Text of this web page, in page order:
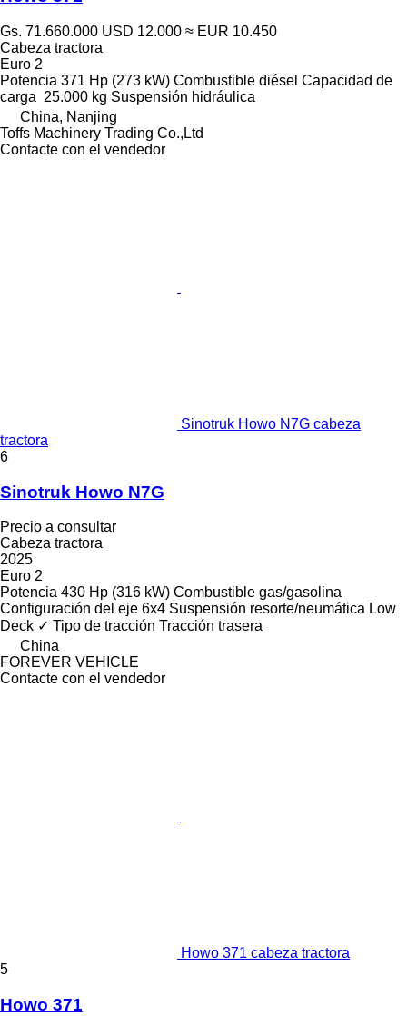
Gs. 71.660.000 USD 12.000 ≈ EUR 10.450
Cabeza tractora
Euro 2
Potencia 371 Hp (273 kW) Combustible diésel Capacidad de
carga 25.000 kg Suspensión hidráulica
China, Nanjing
Toffs Machinery Trading Co.,Ltd
Contacte con el vendedor
Sinotruk Howo N7G cabeza
tractora
6
Sinotruk Howo N7G
Precio a consultar
Cabeza tractora
2025
Euro 2
Potencia 430 Hp (316 kW) Combustible gas/gasolina
Configuración del eje 6x4 Suspensión resorte/neumática Low
Deck ✓ Tipo de tracción Tracción trasera
China
FOREVER VEHICLE
Contacte con el vendedor
Howo 371 cabeza tractora
5
Howo 371